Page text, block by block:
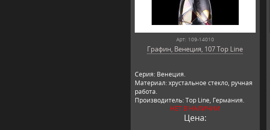
Арт: 109-14010
Графин, Венеция, 107 Top Line
Серия: Венеция.
Материал: хрустальное стекло, ручная
работа.
Производитель: Top Line, Германия.
НЕТ В НАЛИЧИИ
Цена: